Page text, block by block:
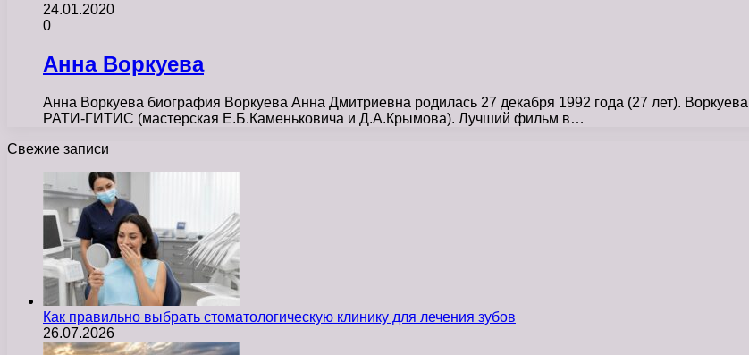
24.01.2020
0
Анна Воркуева
Анна Воркуева биография Воркуева Анна Дмитриевна родилась 27 декабря 1992 года (27 лет).
РАТИ-ГИТИС (мастерская Е.Б.Каменьковича и Д.А.Крымова). Лучший фильм в…
Свежие записи
Как правильно выбрать стоматологическую клинику для лечения зубов
26.07.2026